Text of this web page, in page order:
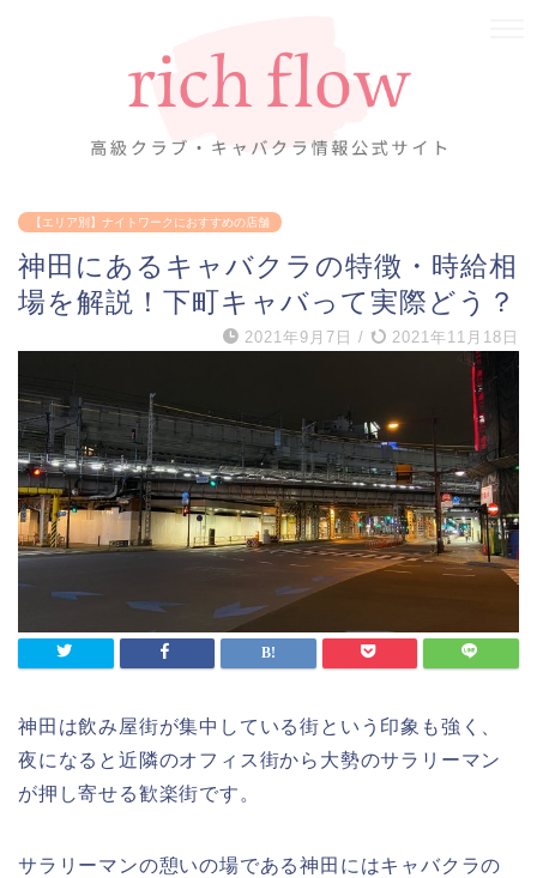
【エリア別】ナイトワークにおすすめの店舗
神田にあるキャバクラの特徴・時給相
場を解説！下町キャバって実際どう？
2021年9月7日 / 2021年11月18日
神田は飲み屋街が集中している街という印象も強く、
夜になると近隣のオフィス街から大勢のサラリーマン
が押し寄せる歓楽街です。
サラリーマンの憩いの場である神田にはキャバクラの